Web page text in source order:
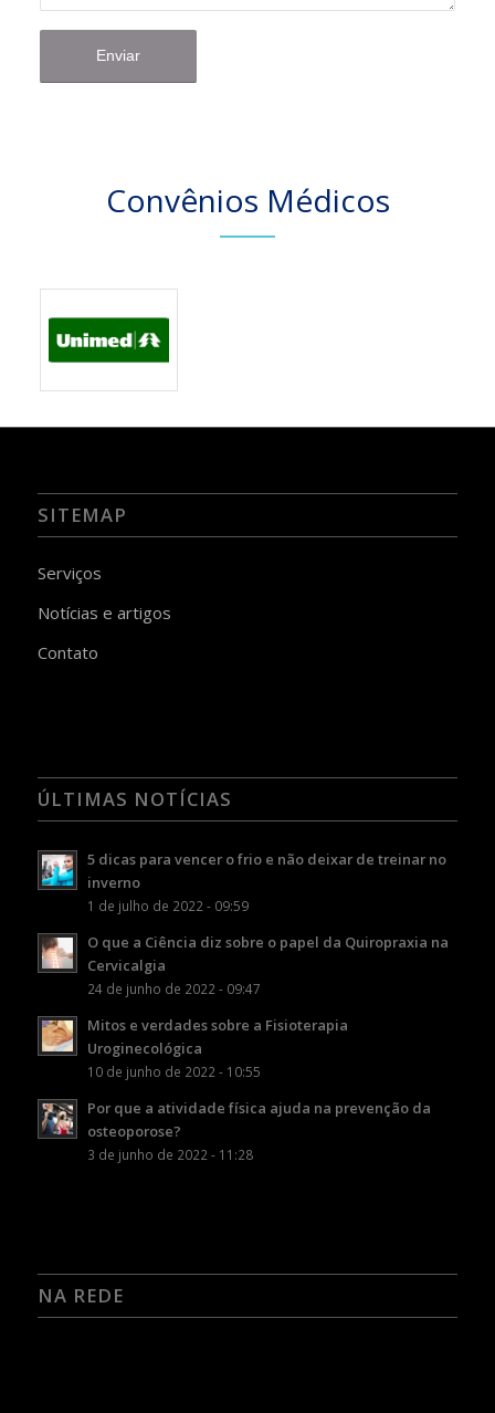
Convênios Médicos
SITEMAP
Serviços
Notícias e artigos
Contato
ÚLTIMAS NOTÍCIAS
5 dicas para vencer o frio e não deixar de treinar no
inverno
1 de julho de 2022 - 09:59
O que a Ciência diz sobre o papel da Quiropraxia na
Cervicalgia
24 de junho de 2022 - 09:47
Mitos e verdades sobre a Fisioterapia
Uroginecológica
10 de junho de 2022 - 10:55
Por que a atividade física ajuda na prevenção da
osteoporose?
3 de junho de 2022 - 11:28
NA REDE